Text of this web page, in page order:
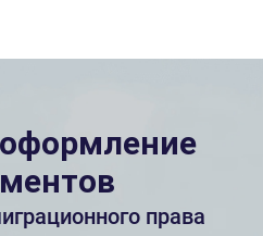
права